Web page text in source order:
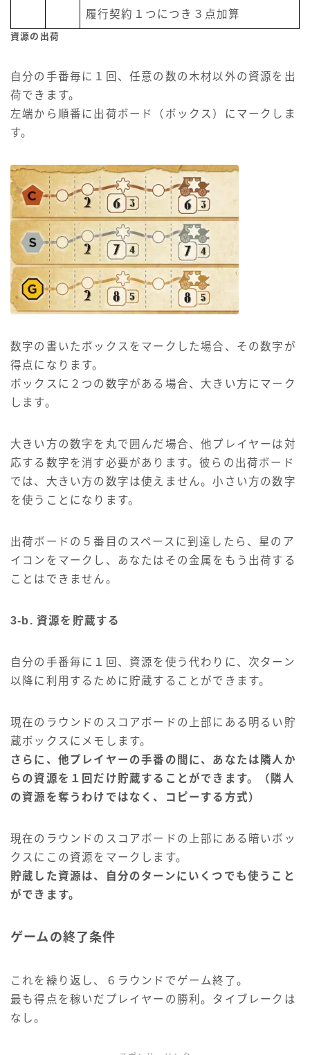
履行契約１つにつき３点加算
資源の出荷
自分の手番毎に１回、任意の数の木材以外の資源を出
荷できます。
左端から順番に出荷ボード（ボックス）にマークしま
す。
数字の書いたボックスをマークした場合、その数字が
得点になります。
ボックスに２つの数字がある場合、大きい方にマーク
します。
大きい方の数字を丸で囲んだ場合、他プレイヤーは対
応する数字を消す必要があります。彼らの出荷ボード
では、大きい方の数字は使えません。小さい方の数字
を使うことになります。
出荷ボードの５番目のスペースに到達したら、星のア
イコンをマークし、あなたはその金属をもう出荷する
ことはできません。
3-b. 資源を貯蔵する
自分の手番毎に１回、資源を使う代わりに、次ターン
以降に利用するために貯蔵することができます。
現在のラウンドのスコアボードの上部にある明るい貯
蔵ボックスにメモします。
さらに、他プレイヤーの手番の間に、あなたは隣人か
らの資源を１回だけ貯蔵することができます。（隣人
の資源を奪うわけではなく、コピーする方式）
現在のラウンドのスコアボードの上部にある暗いボッ
クスにこの資源をマークします。
貯蔵した資源は、自分のターンにいくつでも使うこと
ができます。
ゲームの終了条件
これを繰り返し、６ラウンドでゲーム終了。
最も得点を稼いだプレイヤーの勝利。タイブレークは
なし。